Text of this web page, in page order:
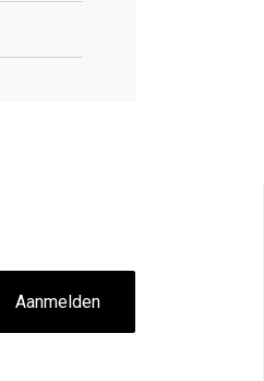
Aanmelden